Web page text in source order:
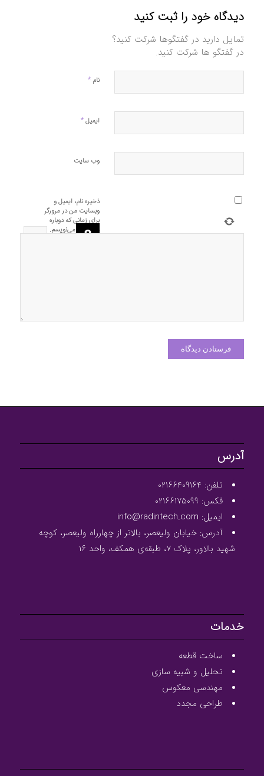
دیدگاه خود را ثبت کنید
تمایل دارید در گفتگوها شرکت کنید؟
در گفتگو ها شرکت کنید.
نام *
ایمیل*
وب‌ سایت
ذخیره نام، ایمیل و
وبسایت من در مرورگر
برای زمانی که دوباره
دیدگاهی می‌نویسم.
−
6
=
آدرس
تلفن: ۰۲۱۶۶۴۰۹۱۶۴
فکس: ۰۲۱۶۶۱۷۵۰۹۹
ایمیل: info@radintech.com
آدرس: خیابان ولیعصر، بالاتر از چهارراه ولیعصر، کوچه
شهید بالاور، پلاک ۷، طبقه‌ی همکف، واحد ۱۶
خدمات
ساخت قطعه
تحلیل و شبیه سازی
مهندسی معکوس
طراحی مجدد